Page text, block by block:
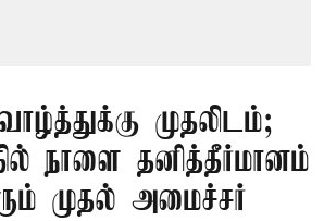
முதலிடம்;
நாளை தனித்தீர்மானம்
முதல் அமைச்சர்